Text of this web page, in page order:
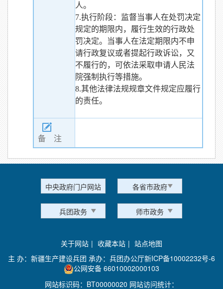
人。
7.执行阶段：监督当事人在处罚决定
规定的期限内，履行生效的行政处
罚决定。当事人在法定期限内不申
请行政复议或者提起行政诉讼，又
不履行的，可依法采取申请人民法
院强制执行等措施。
8.其他法律法规规章文件规定应履行
的责任。
备 注
中央政府门户网站 各省市政府
兵团政务 师市政务
关于网站 | 收藏本站 | 站点地图
主 办：新疆生产建设兵团 承办：兵团办公厅新ICP备10002232号-6
公网安备 66010002000103
网站标识码：BT00000020 网站访问统计：